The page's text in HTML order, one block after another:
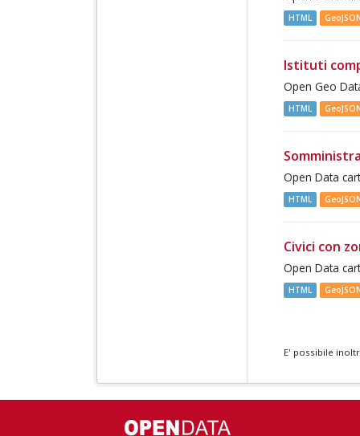
HTML
Istituti
Open Geo
HTML
Open Data
HTML
Civici con
Open Data
HTML
E' possibile